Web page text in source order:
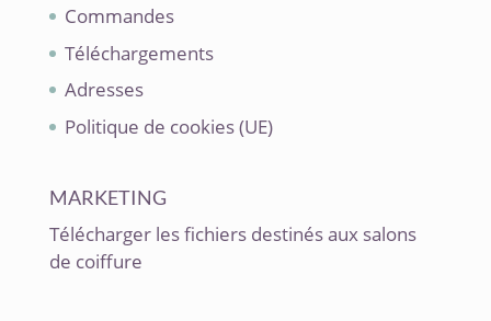
Commandes
Téléchargements
Adresses
Politique de cookies (UE)
MARKETING
Télécharger les fichiers destinés aux salons
de coiffure